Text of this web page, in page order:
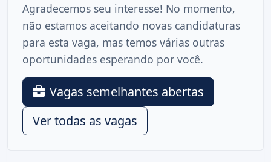
Agradecemos seu interesse! No momento,
não estamos aceitando novas candidaturas
para esta vaga, mas temos várias outras
oportunidades esperando por você.
Vagas semelhantes abertas
Ver todas as vagas